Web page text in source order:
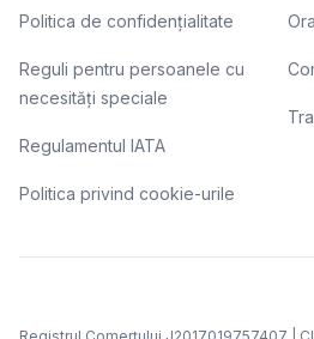
Politica de confidențialitate
Reguli pentru persoanele cu
necesități speciale
Regulamentul IATA
Politica privind cookie-urile